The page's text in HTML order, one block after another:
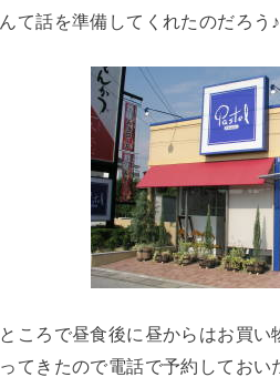
て話を準備してくれたのだろう♪
ころで昼食後に昼からはお買
てきたので電話で予約してお